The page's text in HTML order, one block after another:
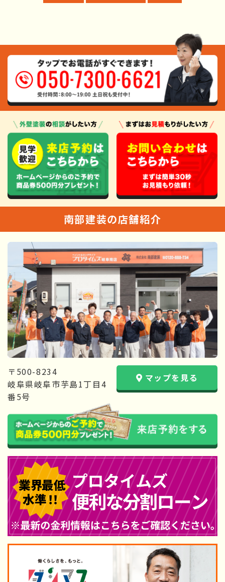
南部建装の店舗紹介
〒500-8234
岐阜県岐阜市芋島1丁目4
番5号
マップを見る